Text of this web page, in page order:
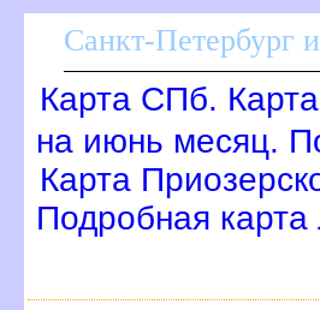
Санкт-Петербург
Карта СПб.
на июнь месяц.
Карта
Подробная